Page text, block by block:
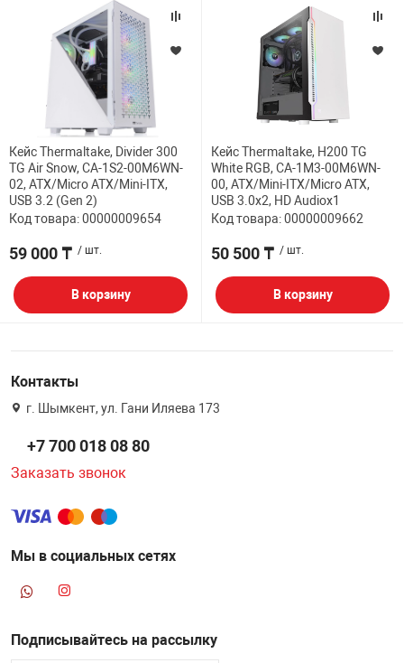
Кейс Thermaltake, Divider 300
TG Air Snow, CA-1S2-00M6WN-
02, ATX/Micro ATX/Mini-ITX,
USB 3.2 (Gen 2)
Код товара: 00000009654
59 000 ₸ / шт.
В корзину
Кейс Thermaltake, H200 TG
White RGB, CA-1M3-00M6WN-
00, ATX/Mini-ITX/Micro ATX,
USB 3.0x2, HD Audiox1
Код товара: 00000009662
50 500 ₸ / шт.
В корзину
Контакты
г. Шымкент, ул. Гани Иляева 173
+7 700 018 08 80
Заказать звонок
Мы в социальных сетях
Подписывайтесь на рассылку